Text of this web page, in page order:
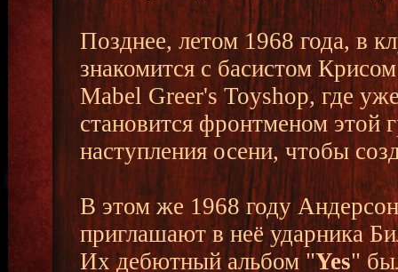
Позднее, летом 1968 года, в
знакомится с басистом
Mabel Greer's Toyshop, где
становится фронтменом этой
наступления осени, чтобы
В этом же 1968 году
приглашают в неё ударника
Их дебютный альбом "Yes"